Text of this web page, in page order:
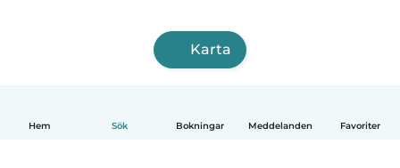
Hem Sök Bokningar Meddelanden Favoriter
Karta